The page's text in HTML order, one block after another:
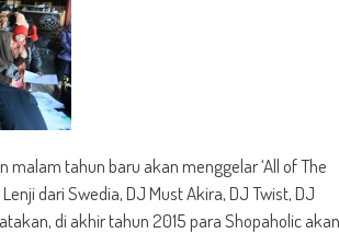
malam tahun baru akan menggelar ‘All of The
dari Swedia, DJ Must Akira, DJ Twist, DJ
di akhir tahun 2015 para Shopaholic akan